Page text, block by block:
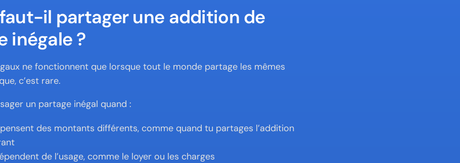
il partager une addition de
inégale ?
ne fonctionnent que lorsque tout le monde partage les mêmes
c’est rare.
un partage inégal quand :
des montants différents, comme quand tu partages l’addition
de l’usage, comme le loyer ou les charges